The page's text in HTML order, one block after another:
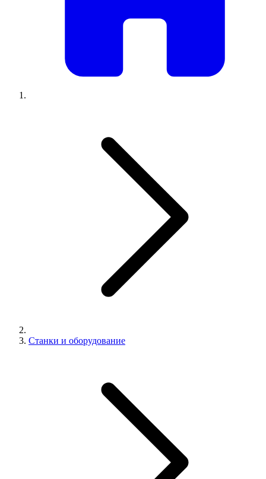
Станки и оборудование